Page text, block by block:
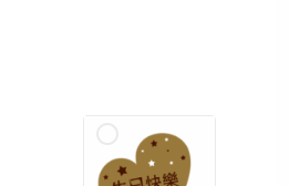
電郵地址登入